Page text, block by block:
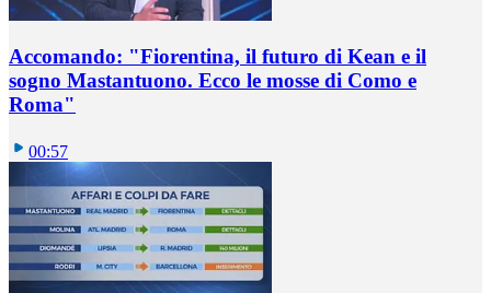
Accomando: "Fiorentina, il futuro di Kean e il
sogno Mastantuono. Ecco le mosse di Como e
Roma"
00:57